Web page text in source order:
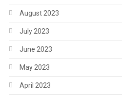
August 2023
July 2023
June 2023
May 2023
April 2023